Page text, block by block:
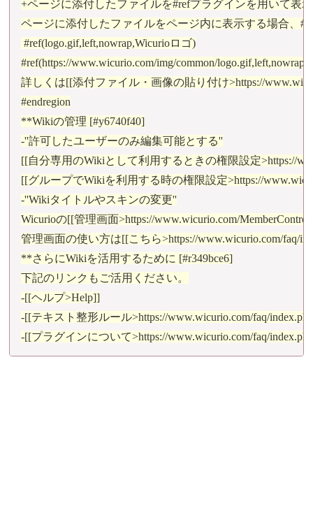
+ページに添付したファイルを#refプラグインを用いて表
ページに添付したファイルをページ内に表示する場合、
#ref(logo.gif,left,nowrap,Wicurioロゴ)
#ref(https://www.wicurio.com/img/common/
詳しくは[[添付ファイル・画像の貼り付け>https://
#endregion
**Wikiの管理 [#y6740f40]
-''許可したユーザーのみ編集可能とする''
[[自分専用のWikiとして利用するときの権限設定>https://
[[グループでWikiを利用する時の権限設定>https://
-''Wikiタイトルやスキンの変更''
Wicurioの[[管理画面>https://www.wicurio.com/
管理画面の使い方は[[こちら>https://www.wicurio.com/faq/
**さらにWikiを活用するために [#r349bce6]
下記のリンクもご活用ください。
-[[ヘルプ>Help]]
-[[テキスト整形ルール>https://www.wicurio.com/faq/
-[[プラグインについて>https://www.wicurio.com/faq/